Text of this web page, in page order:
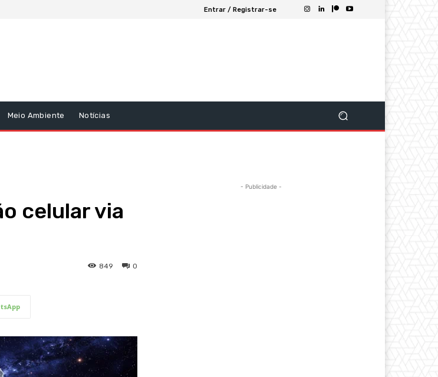
Entrar / Registrar-se
Meio Ambiente Notícias
celular via
0
849
- Publicidade -